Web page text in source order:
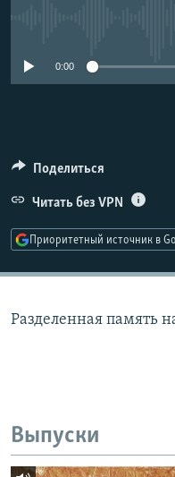
0:00
Поделиться
Читать без VPN
Приоритетный источник в
Разделенная память
Выпуски